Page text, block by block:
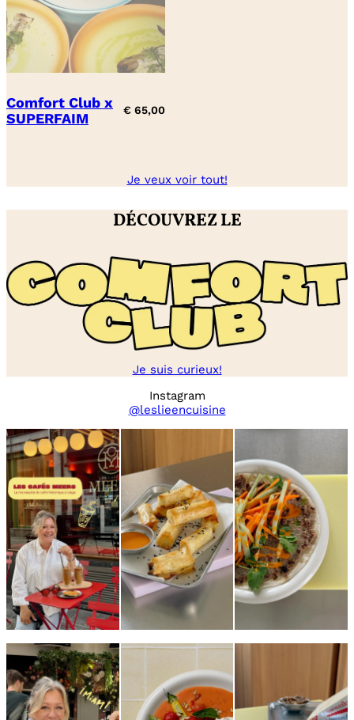
Comfort Club x
SUPERFAIM
€ 65,00
Je veux voir tout!
DÉCOUVREZ LE
Je suis curieux!
Instagram
@leslieencuisine